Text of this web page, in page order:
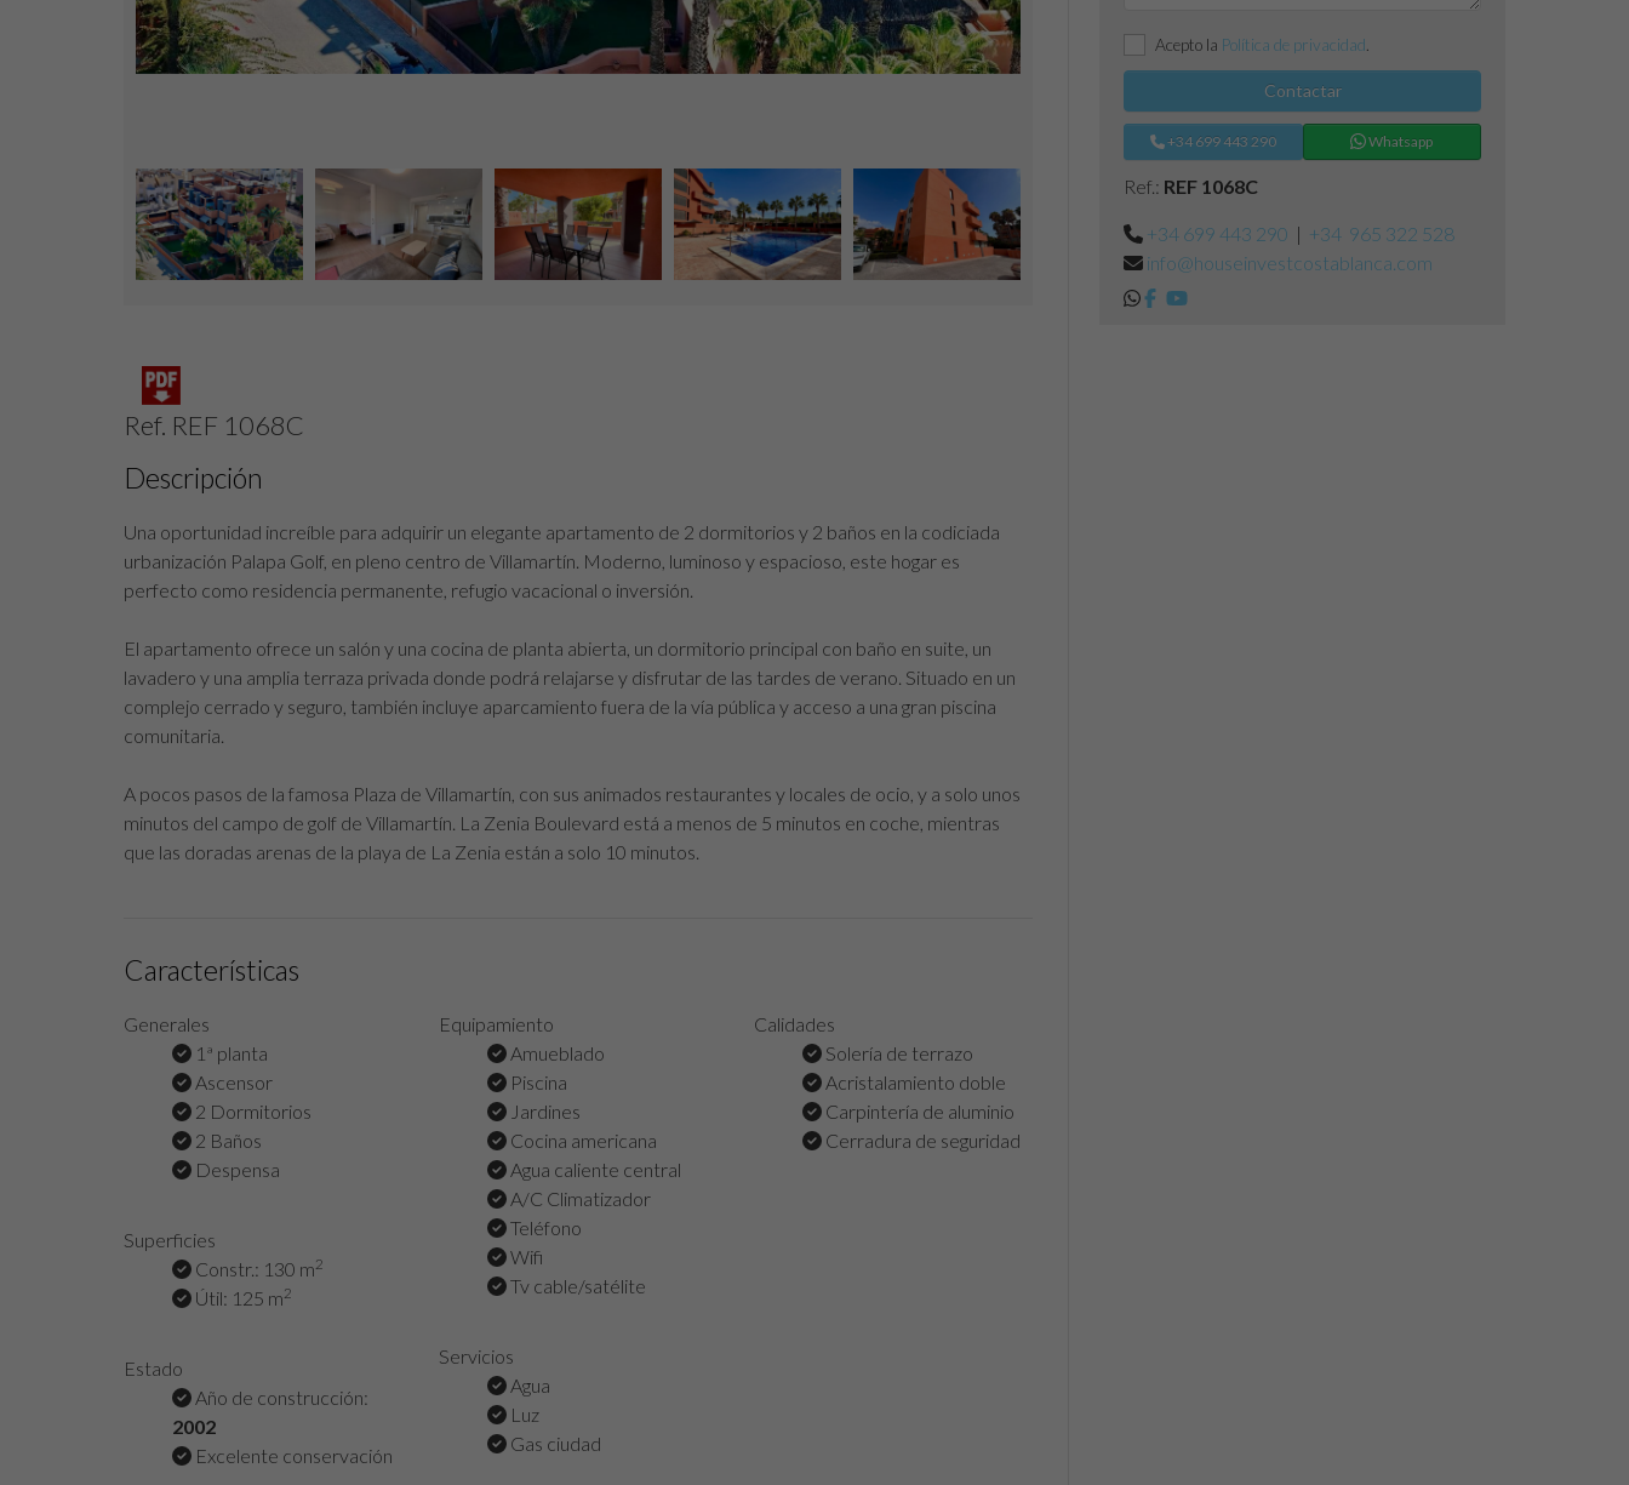
Ref. REF 1068C
Descripción
Una oportunidad increíble para adquirir un elegante apartamento de 2 dormitorios y 2 baños en la codiciada
urbanización Palapa Golf, en pleno centro de Villamartín. Moderno, luminoso y espacioso, este hogar es
perfecto como residencia permanente, refugio vacacional o inversión.
El apartamento ofrece un salón y una cocina de planta abierta, un dormitorio principal con baño en suite, un
lavadero y una amplia terraza privada donde podrá relajarse y disfrutar de las tardes de verano. Situado en un
complejo cerrado y seguro, también incluye aparcamiento fuera de la vía pública y acceso a una gran piscina
comunitaria.
A pocos pasos de la famosa Plaza de Villamartín, con sus animados restaurantes y locales de ocio, y a solo unos
minutos del campo de golf de Villamartín. La Zenia Boulevard está a menos de 5 minutos en coche, mientras
que las doradas arenas de la playa de La Zenia están a solo 10 minutos.
Características
Generales
1ª planta
Ascensor
2 Dormitorios
2 Baños
Despensa
Superficies
Constr.: 130 m2
Útil: 125 m2
Estado
Año de construcción:
2002
Excelente conservación
Equipamiento
Amueblado
Piscina
Jardines
Cocina americana
Agua caliente central
A/C Climatizador
Teléfono
Wifi
Tv cable/satélite
Servicios
Agua
Luz
Gas ciudad
Calidades
Solería de terrazo
Acristalamiento doble
Carpintería de aluminio
Cerradura de seguridad
Acepto la Política de privacidad
Contactar
+34 699 443 290 Whatsapp
Ref.: REF 1068C
+34 699 443 290 | +34 965 322 528
info@houseinvestcostablanca.com